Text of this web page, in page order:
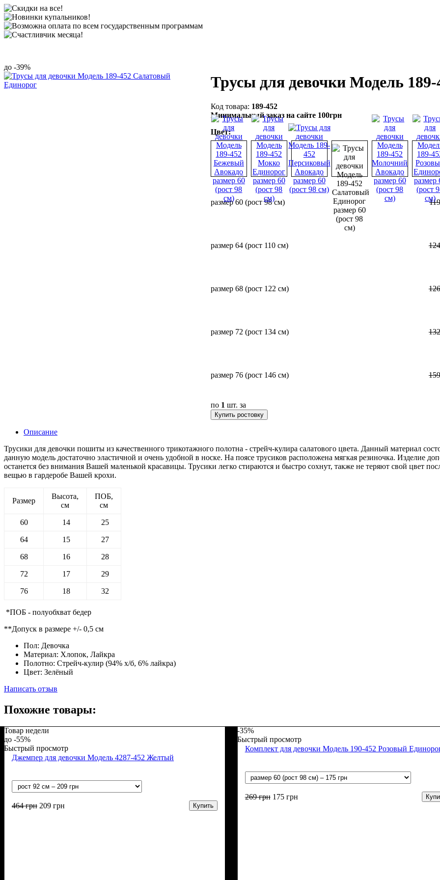
-39%
Трусы для девочки Модель
189-452
Минимальный заказ на сайте 100грн
Цвет:
размер 60 (рост 98 см) 119
размер 64 (рост 110 см) 124
размер 68 (рост 122 см) 126
размер 72 (рост 134 см) 132
размер 76 (рост 146 см) 159
по 1 шт. за
Купить ростовку
Описание
Трусики для девочки пошиты из качественного трикотажного полотна - стрейч-кулира салатового цвета. Данный материал
данную модель достаточно эластичной и очень удобной в носке. На поясе трусиков расположена мягкая резиночка. Изделие
останется без внимания Вашей маленькой красавицы. Трусики легко стираются и быстро сохнут, также не теряют свой цвет
вещью в гардеробе Вашей крохи.
Размер
Высота,
см
ПОБ,
см
60 14 25
64 15 27
68 16 28
72 17 29
76 18 32
*ПОБ - полуобхват бедер
**Допуск в размере +/- 0,5 см
Пол: Девочка
Материал: Хлопок, Лайкра
Полотно: Стрейч-кулир (94% х/б, 6% лайкра)
Цвет: Зелёный
Написать отзыв
Похожие товары:
Товар недели
-55%
Быстрый просмотр
Джемпер для девочки Модель 4287-452 Желтый
464грн 209 грн Купить
-35%
Быстрый просмотр
Комплект для девочки Модель 190-452 Розовый
269грн 175грн